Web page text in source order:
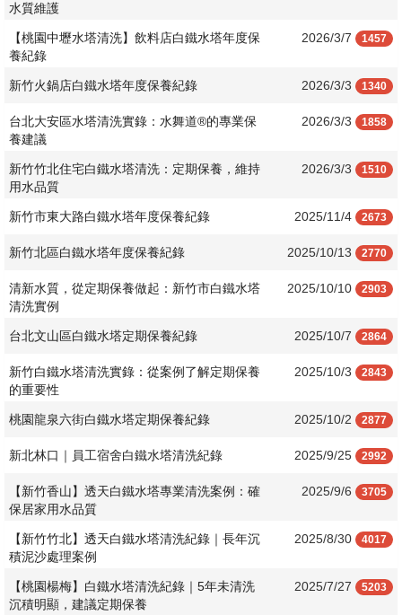
水質維護
【桃園中壢水塔清洗】飲料店白鐵水塔年度保
養紀錄
2026/3/7 1457
新竹火鍋店白鐵水塔年度保養紀錄 2026/3/3 1340
台北大安區水塔清洗實錄：水舞道®️的專業保
養建議
2026/3/3 1858
新竹竹北住宅白鐵水塔清洗：定期保養，維持
用水品質
2026/3/3 1510
新竹市東大路白鐵水塔年度保養紀錄 2025/11/4 2673
新竹北區白鐵水塔年度保養紀錄 2025/10/13 2770
清新水質，從定期保養做起：新竹市白鐵水塔
清洗實例
2025/10/10 2903
台北文山區白鐵水塔定期保養紀錄 2025/10/7 2864
新竹白鐵水塔清洗實錄：從案例了解定期保養
的重要性
2025/10/3 2843
桃園龍泉六街白鐵水塔定期保養紀錄 2025/10/2 2877
新北林口｜員工宿舍白鐵水塔清洗紀錄 2025/9/25 2992
【新竹香山】透天白鐵水塔專業清洗案例：確
保居家用水品質
2025/9/6 3705
【新竹竹北】透天白鐵水塔清洗紀錄｜長年沉
積泥沙處理案例
2025/8/30 4017
【桃園楊梅】白鐵水塔清洗紀錄｜5年未清洗
沉積明顯，建議定期保養
2025/7/27 5203